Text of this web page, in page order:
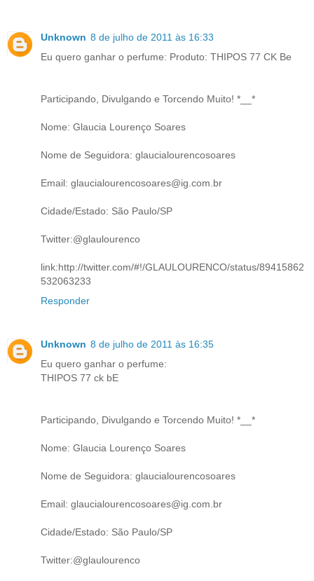
Unknown 8 de julho de 2011 às 16:33
Eu quero ganhar o perfume: Produto: THIPOS 77 CK Be
Participando, Divulgando e Torcendo Muito! *__*
Nome: Glaucia Lourenço Soares
Nome de Seguidora: glaucialourencosoares
Email: glaucialourencosoares@ig.com.br
Cidade/Estado: São Paulo/SP
Twitter:@glaulourenco
link:http://twitter.com/#!/GLAULOURENCO/status/89415862
532063233
Responder
Unknown 8 de julho de 2011 às 16:35
Eu quero ganhar o perfume:
THIPOS 77 ck bE
Participando, Divulgando e Torcendo Muito! *__*
Nome: Glaucia Lourenço Soares
Nome de Seguidora: glaucialourencosoares
Email: glaucialourencosoares@ig.com.br
Cidade/Estado: São Paulo/SP
Twitter:@glaulourenco